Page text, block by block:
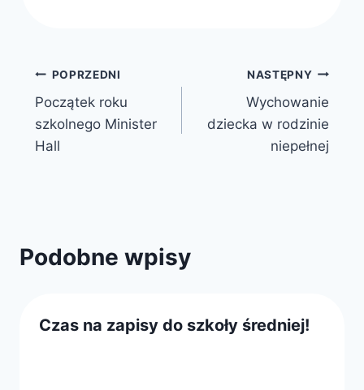
Nawigacja
wpisu
POPRZEDNI
Początek roku
szkolnego Minister
Hall
NASTĘPNY
Wychowanie
dziecka w rodzinie
niepełnej
Podobne wpisy
Czas na zapisy do szkoły średniej!